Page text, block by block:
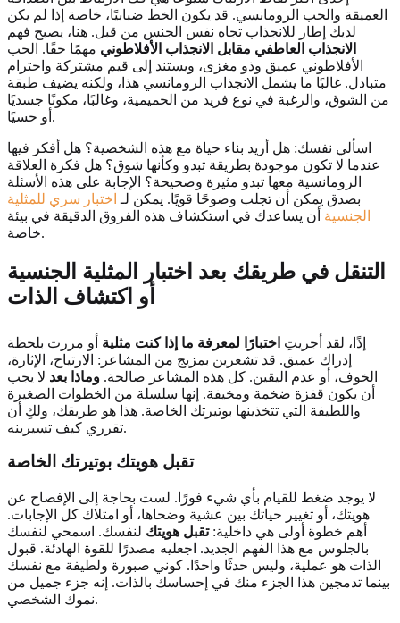
العميقة والحب الرومانسي. قد يكون الخط ضبابيًا، خاصة إذا لم يكن
لديك إطار للانجذاب تجاه نفس الجنس من قبل. هنا، يصبح فهم
الانجذاب العاطفي مقابل الانجذاب الأفلاطوني مهمًا حقًا. الحب
الأفلاطوني عميق وذو مغزى، ويستند إلى قيم مشتركة واحترام
متبادل. غالبًا ما يشمل الانجذاب الرومانسي هذا، ولكنه يضيف طبقة
من الشوق، والرغبة في نوع فريد من الحميمية، وغالبًا، مكونًا جسديًا
أو حسيًا.
اسألي نفسك: هل أريد بناء حياة مع هذه الشخصية؟ هل أفكر فيها
عندما لا تكون موجودة بطريقة تبدو وكأنها شوق؟ هل فكرة العلاقة
الرومانسية معها تبدو مثيرة وصحيحة؟ الإجابة على هذه الأسئلة
بصدق يمكن أن تجلب وضوحًا قويًا. يمكن لـ اختبار سري للمثلية
الجنسية أن يساعدك في استكشاف هذه الفروق الدقيقة في بيئة
خاصة.
التنقل في طريقك بعد اختبار المثلية الجنسية
أو اكتشاف الذات
إذًا، لقد أجريتِ اختبارًا لمعرفة ما إذا كنت مثلية أو مررت بلحظة
إدراك عميق. قد تشعرين بمزيج من المشاعر: الارتياح، الإثارة،
الخوف، أو عدم اليقين. كل هذه المشاعر صالحة. وماذا بعد لا يجب
أن يكون قفزة ضخمة ومخيفة. إنها سلسلة من الخطوات الصغيرة
واللطيفة التي تتخذينها بوتيرتك الخاصة. هذا هو طريقك، ولكِ أن
تقرري كيف تسيرينه.
تقبل هويتك بوتيرتك الخاصة
لا يوجد ضغط للقيام بأي شيء فورًا. لست بحاجة إلى الإفصاح عن
هويتك، أو تغيير حياتك بين عشية وضحاها، أو امتلاك كل الإجابات.
أهم خطوة أولى هي داخلية:تقبل هويتك لنفسك. اسمحي لنفسك
بالجلوس مع هذا الفهم الجديد. اجعليه مصدرًا للقوة الهادئة. قبول
الذات هو عملية، وليس حدثًا واحدًا. كوني صبورة ولطيفة مع نفسك
بينما تدمجين هذا الجزء منك في إحساسك بالذات. إنه جزء جميل من
نموك الشخصي.